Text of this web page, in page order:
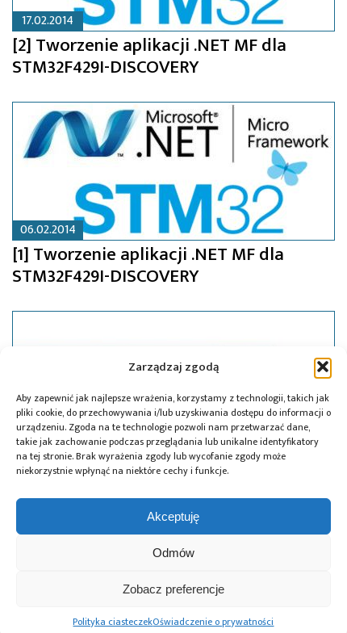
Zarządzaj zgodą
Aby zapewnić jak najlepsze wrażenia, korzystamy z technologii, takich jak
pliki cookie, do przechowywania i/lub uzyskiwania dostępu do informacji o
urządzeniu. Zgoda na te technologie pozwoli nam przetwarzać dane,
takie jak zachowanie podczas przeglądania lub unikalne identyfikatory
na tej stronie. Brak wyrażenia zgody lub wycofanie zgody może
niekorzystnie wpłynąć na niektóre cechy i funkcje.
Akceptuję
Odmów
Zobacz preferencje
Polityka ciasteczekOświadczenie o prywatności
17.02.2014
[2] Tworzenie aplikacji .NET MF dla
STM32F429I-DISCOVERY
06.02.2014
[1] Tworzenie aplikacji .NET MF dla
STM32F429I-DISCOVERY
.NET Micro Framework dla STM32F429I-